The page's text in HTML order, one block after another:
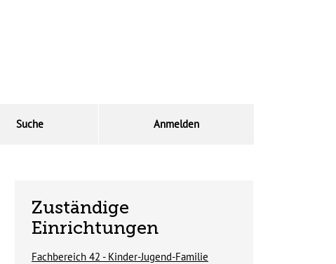
Suche Anmelden
Zuständige
Einrichtungen
Fachbereich 42 - Kinder-Jugend-Familie